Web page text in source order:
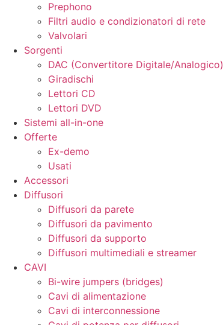
Prephono
Filtri audio e condizionatori di rete
Valvolari
Sorgenti
DAC (Convertitore Digitale/Analogico)
Giradischi
Lettori CD
Lettori DVD
Sistemi all-in-one
Offerte
Ex-demo
Usati
Accessori
Diffusori
Diffusori da parete
Diffusori da pavimento
Diffusori da supporto
Diffusori multimediali e streamer
CAVI
Bi-wire jumpers (bridges)
Cavi di alimentazione
Cavi di interconnessione